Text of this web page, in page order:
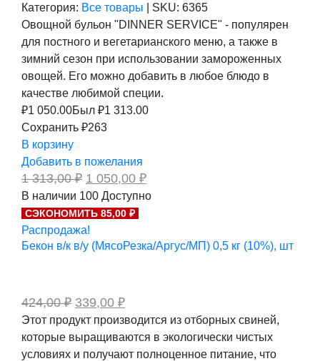
Категория: Все товары SKU: 6365
Овощной бульон "DINNER SERVICE" - популярен
для постного и вегетарианского меню, а также в
зимний сезон при использовании замороженных
овощей. Его можно добавить в любое блюдо в
качестве любимой специи.
₽1 050.00Был ₽1 313.00
Сохранить ₽263
В корзину
Добавить в пожелания
1 313,00₽ Первоначальная
цена
составляла
1
313,00 ₽.
1 050,00 ₽Текущая
цена:
1
В наличии 100 Доступно
СЭКОНОМИТЬ 85,00 ₽
Распродажа!
Бекон в/к в/у (МясоРезка/Аргус/МП) 0,5 кг (10%), шт
424,00₽ Первоначальная
цена
составляла
424,00 ₽.
339,00 ₽Текущая
цена:
339,00 ₽.
Этот продукт производится из отборных свиней,
которые выращиваются в экологически чистых
условиях и получают полноценное питание, что